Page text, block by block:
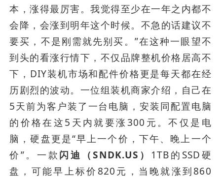
本，涨得最厉害。我觉得至少在一年之内都不
会降，会涨到明年这个时候。不急的话建议不
要买，不是刚需就先别买。”在这种一眼望不
到头的看涨行情下，不仅品牌整机价格居高不
下，DIY装机市场和配件价格更是每天都在经
历剧烈的波动。一位组装机商家介绍，自己在
5天前为客户装了一台电脑，安装同配置电脑
的价格在这5天内就要涨300元。不仅是电
脑，硬盘更是“早上一个价，下午、晚上一个
价”。一款闪迪（SNDK.US） 1TB的SSD硬
盘，可能早上标价820元，当晚就涨到860